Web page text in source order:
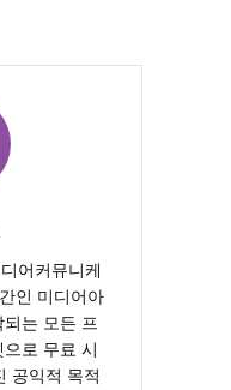
어커뮤니케
인 미디어아
는 모든 프
로 무료 시
공익적 목적